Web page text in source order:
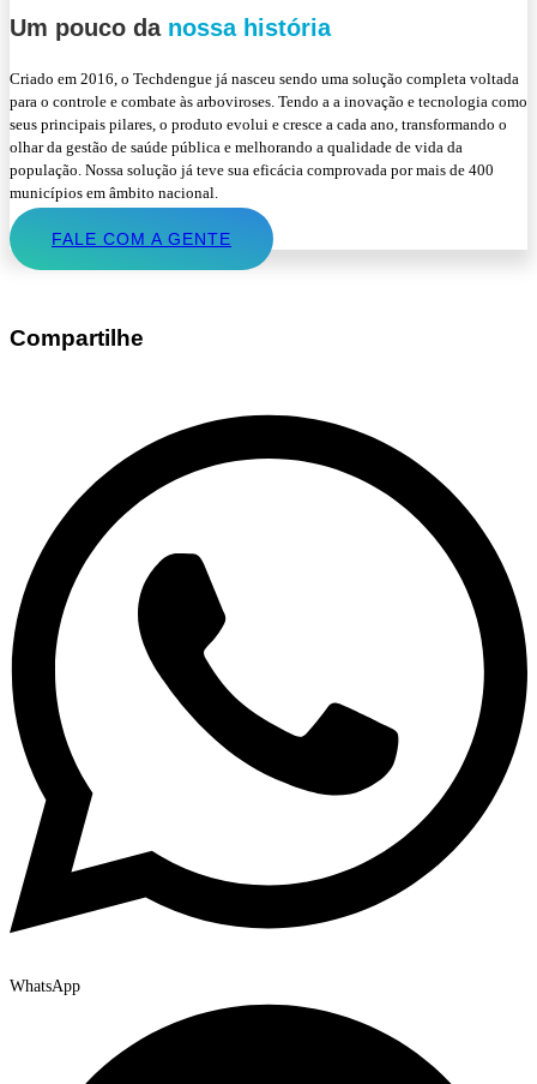
Um pouco danossa história
Criado em 2016, o Techdengue já nasceu sendo uma solução completa voltada
para o controle e combate às arboviroses. Tendo a a inovação e tecnologia como
seus principais pilares, o produto evolui e cresce a cada ano, transformando o
olhar da gestão de saúde pública e melhorando a qualidade de vida da
população. Nossa solução já teve sua eficácia comprovada por mais de 400
municípios em âmbito nacional.
FALE COM A GENTE
Compartilhe
WhatsApp